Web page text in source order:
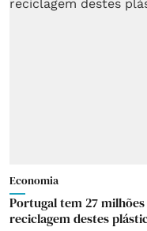
Economia
Portugal tem 27
reciclagem destes